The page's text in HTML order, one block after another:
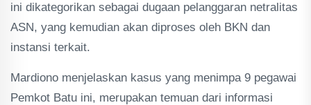
ini dikategorikan sebagai dugaan pelanggaran netralitas
ASN, yang kemudian akan diproses oleh BKN dan
instansi terkait.
Mardiono menjelaskan kasus yang menimpa 9 pegawai
Pemkot Batu ini, merupakan temuan dari informasi